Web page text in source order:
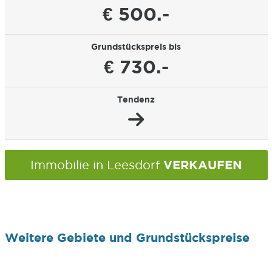
€ 500.-
Grundstückspreis bis
€ 730.-
Tendenz
Immobilie in Leesdorf VERKAUFEN
Weitere Gebiete und Grundstückspreise